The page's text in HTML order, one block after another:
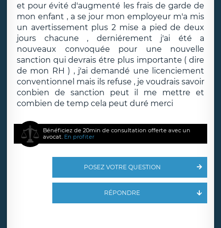
et pour évité d'augmenté les frais de garde de
mon enfant , a se jour mon employeur m'a mis
un avertissement plus 2 mise a pied de deux
jours chacune , derniérement j'ai été a
nouveaux convoquée pour une nouvelle
sanction qui devrais étre plus importante ( dire
de mon RH ) , j'ai demandé une licenciement
conventionnel mais ils refuse , je voudrais savoir
conbien de sanction peut il me mettre et
combien de temp cela peut duré merci
Bénéficiez de 20min de consultation offerte avec un
avocat. En profiter
POSEZ VOTRE QUESTION
RÉPONDRE